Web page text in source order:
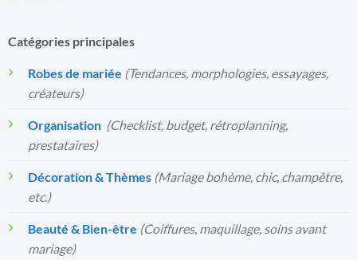
Catégories principales
Robes de mariée (Tendances, morphologies, essayages,
créateurs)
Organisation️ (Checklist, budget, rétroplanning,
prestataires)
Décoration & Thèmes (Mariage bohème, chic, champêtre,
etc.)
Beauté & Bien-être (Coiffures, maquillage, soins avant
mariage)